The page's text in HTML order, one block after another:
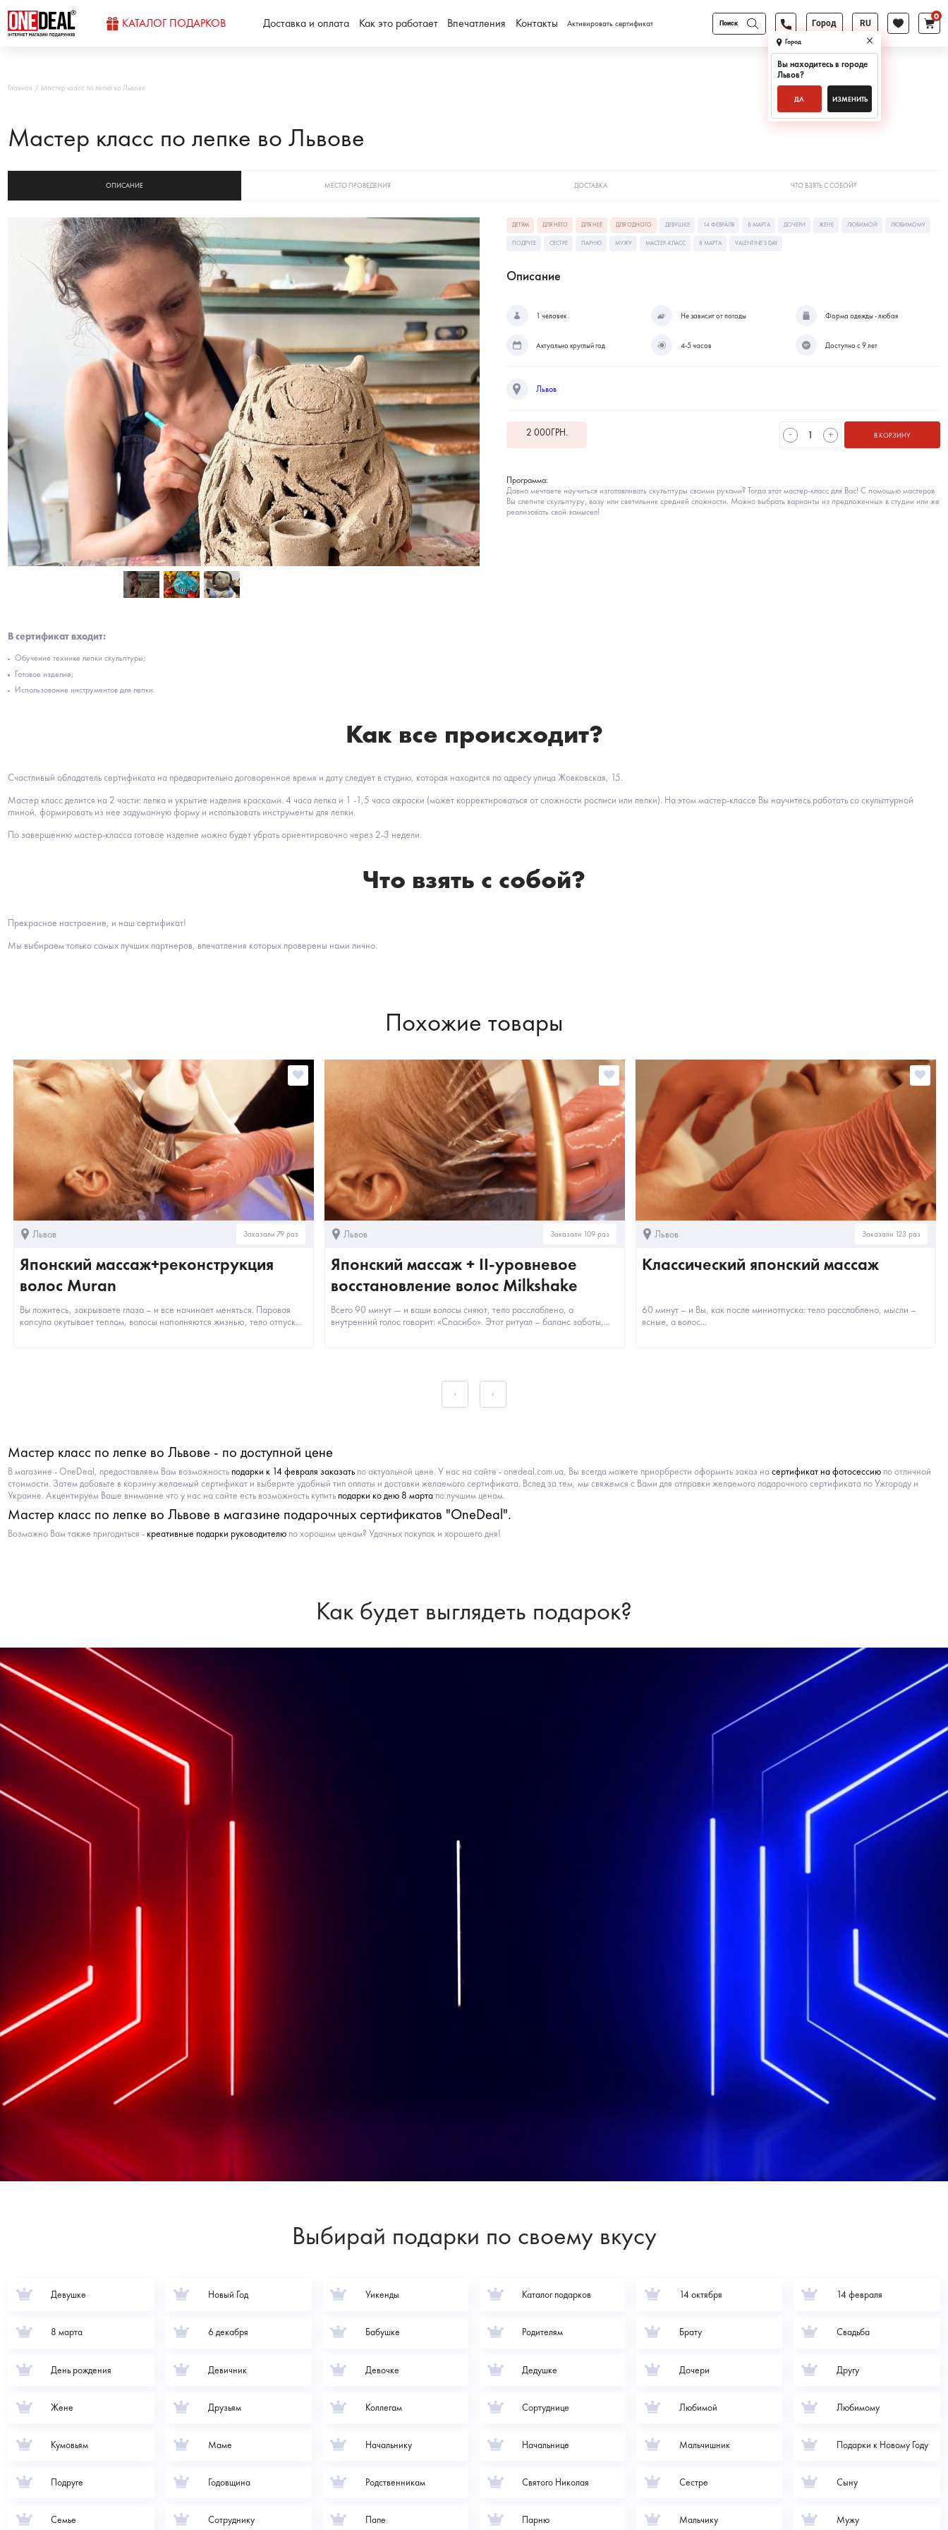
КАТАЛОГ ПОДАРКОВ Доставка и оплата Как это работает Впечатления Контакты Активировать сертификат
Поиск
товаров
Город
Город
Вы находитесь в городе
Львов?
ДА ИЗМЕНИТЬ
RU
0
Главная Мастер класс по лепке во Львове
Мастер класс по лепке во Львове
ОПИСАНИЕ МЕСТО ПРОВЕДЕНИЯ ДОСТАВКА ЧТО ВЗЯТЬ С СОБОЙ?
ДЕТЯМ ДЛЯ НЕГО ДЛЯ НЕЁ ДЛЯ ОДНОГО ДЕВУШКЕ 14 ФЕВРАЛЯ 8 МАРТА ДОЧЕРИ ЖЕНЕ ЛЮБИМОЙ ЛЮБИМОМУ
ПОДРУГЕ СЕСТРЕ ПАРНЮ МУЖУ МАСТЕР-КЛАСС 8 МАРТА VALENTINE’S DAY
Описание
1 человек Не зависит от погоды Форма одежды - любая
Актуально круглый год 4-5 часов Доступно с 9 лет
Львов
2 000ГРН. - + В КОРЗИНУ
Программа:
Давно мечтаете научиться изготавливать скульптуры своими руками? Тогда этот мастер-класс для Вас! С помощью мастеров
Вы слепите скульптуру, вазу или светильник средней сложности. Можно выбрать варианты из предложенных в студии или же
реализовать свой замысел!
В сертификат входит:
Обучение технике лепки скульптуры;
Готовое изделие;
Использование инструментов для лепки.
Как все происходит?
Счастливый обладатель сертификата на предварительно договоренное время и дату следует в студию, которая находится по адресу улица Жовковская, 15.
Мастер класс делится на 2 части: лепка и укрытие изделия красками. 4 часа лепка и 1 -1,5 часа окраски (может корректироваться от сложности росписи или лепки). На этом мастер-классе Вы научитесь работать со скульптурной
глиной, формировать из нее задуманную форму и использовать инструменты для лепки.
По завершению мастер-класса готовое изделие можно будет убрать ориентировочно через 2-3 недели.
Что взять с собой?
Прекрасное настроение, и наш сертификат!
Мы выбираем только самых лучших партнеров, впечатления которых проверены нами лично.
Похожие товары
Львов Заказали 79 раз
Японский массаж+реконструкция
волос Muran
Вы ложитесь, закрываете глаза – и все начинает меняться. Паровая
капсула окутывает теплом, волосы наполняются жизнью, тело отпуск...
Львов Заказали 109 раз
Японский массаж + II-уровневое
восстановление волос Milkshake
Всего 90 минут — и ваши волосы сияют, тело расслаблено, а
внутренний голос говорит: «Спасибо». Этот ритуал – баланс заботы,...
Львов Заказали 123 раз
Классический японский массаж
60 минут – и Вы, как после миниотпуска: тело расслаблено, мысли –
ясные, а волос...
Мастер класс по лепке во Львове - по доступной цене
В магазине - OneDeal, предоставляем Вам возможность подарки к 14 февраля заказать по актуальной цене. У нас на сайте - onedeal.com.ua, Вы всегда можете приорбрести оформить заказ насертификат на фотосессию по отличной
стоимости. Затем добавьте в корзину желаемый сертификат и выберите удобный тип оплаты и доставки желаемого сертификата. Вслед за тем, мы свяжемся с Вами для отправки желаемого подарочного сертификата по Ужгороду и
Украине. Акцентируем Ваше внимание что у нас на сайте есть возможность купить подарки ко дню 8 марта по лучшим ценам.
Мастер класс по лепке во Львове в магазине подарочных сертификатов "OneDeal".
Возможно Вам также пригодиться - креативные подарки руководителю по хорошим ценам? Удачных покупок и хорошего дня!
Как будет выглядеть подарок?
Выбирай подарки по своему вкусу
Девушке Новый Год Уикенды Каталог подарков 14 октября 14 февраля
8 марта 6 декабря Бабушке Родителям Брату Свадьба
День рождения Девичник Девочке Дедушке Дочери Другу
Жене Друзьям Коллегам Сортуднице Любимой Любимому
Кумовьям Маме Начальнику Начальнице Мальчишник Подарки к Новому Году
Подруге Годовщина Родственникам Святого Николая Сестре Сыну
Семье Сотруднику Папе Парню Мальчику Мужу